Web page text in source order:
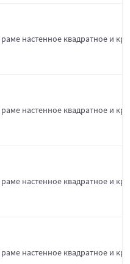
настенное квадратное и
настенное квадратное и
настенное квадратное и
настенное квадратное и